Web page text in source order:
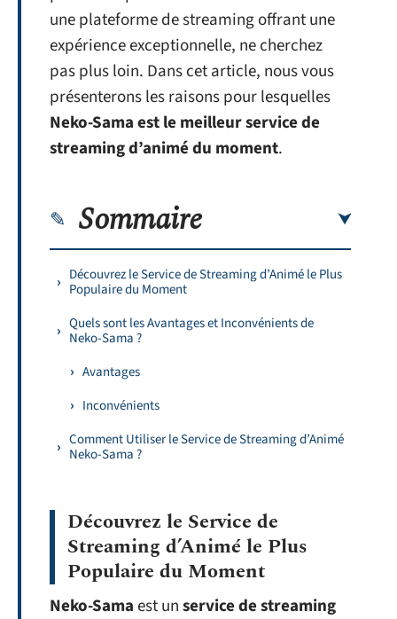
une plateforme de streaming offrant une
expérience exceptionnelle, ne cherchez
pas plus loin. Dans cet article, nous vous
présenterons les raisons pour lesquelles
Neko-Sama est le meilleur service de
streaming d’animé du moment.
Sommaire
Découvrez le Service de Streaming d’Animé le Plus
Populaire du Moment
Quels sont les Avantages et Inconvénients de
Neko-Sama ?
Avantages
Inconvénients
Comment Utiliser le Service de Streaming d’Animé
Neko-Sama ?
Découvrez le Service de
Streaming d’Animé le Plus
Populaire du Moment
Neko-Samaest unservice de streaming